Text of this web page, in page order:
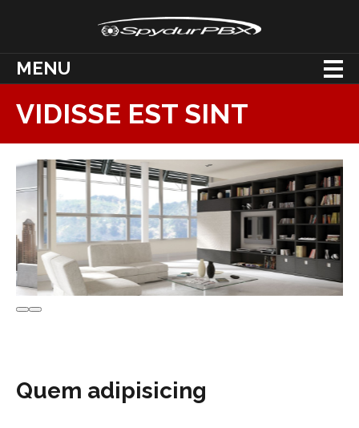
MENU
VIDISSE EST SINT
Quem adipisicing